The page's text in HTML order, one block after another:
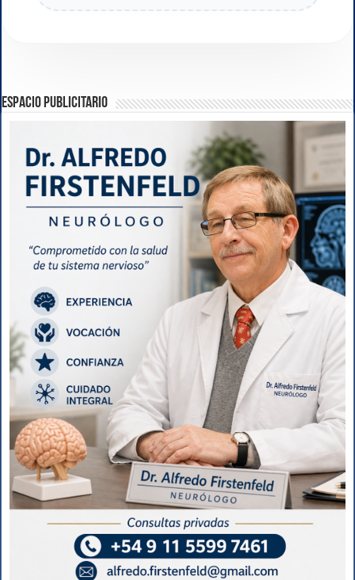
ESPACIO PUBLICITARIO